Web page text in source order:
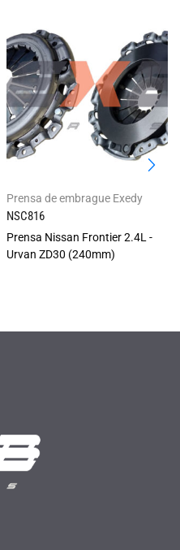
Prensa de embrague Exedy
NSC816
Prensa Nissan Frontier 2.4L -
Urvan ZD30 (240mm)